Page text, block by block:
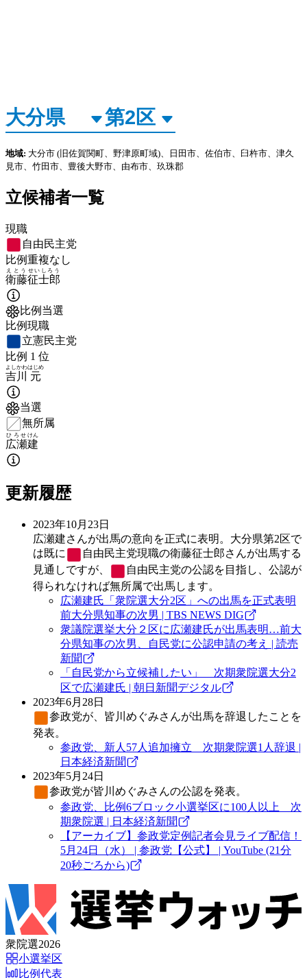
地域: 大分市 (旧佐賀関町、野津原町域)、日田市、佐伯市、臼杵市、津久
見市、竹田市、豊後大野市、由布市、玖珠郡
立候補者一覧
現職
自由民主党
比例重複なし
衛藤
えとう
征士郎
せいしろう
比例当選
比例現職
立憲民主党
比例 1 位
吉川
よしかわ
元
はじめ
当選
無所属
広瀬
ひろせ
建
けん
更新履歴
2023年10月23日
広瀬建さんが出馬の意向を正式に表明。大分県第2区で
は既に
自由民主党現職の衛藤征士郎さんが出馬する
見通しですが、
自由民主党の公認を目指し、公認が
得られなければ無所属で出馬します。
広瀬建氏「衆院選大分2区」への出馬を正式表明
前大分県知事の次男 | TBS NEWS DIG
衆議院選挙大分２区に広瀬建氏が出馬表明…前大
分県知事の次男、自民党に公認申請の考え | 読売
新聞
「自民党から立候補したい」 次期衆院選大分2
区で広瀬建氏 | 朝日新聞デジタル
2023年6月28日
参政党が、皆川めぐみさんが出馬を辞退したことを
発表。
参政党、新人57人追加擁立 次期衆院選1人辞退 |
日本経済新聞
2023年5月24日
参政党が皆川めぐみさんの公認を発表。
参政党、比例6ブロック小選挙区に100人以上 次
期衆院選 | 日本経済新聞
【アーカイブ】参政党定例記者会見ライブ配信！
5月24日（水） | 参政党【公式】 | YouTube (21分
20秒ごろから)
衆院選2026
小選挙区
比例代表